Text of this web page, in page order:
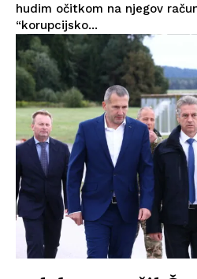
hudim očitkom na njegov
“korupcijsko...